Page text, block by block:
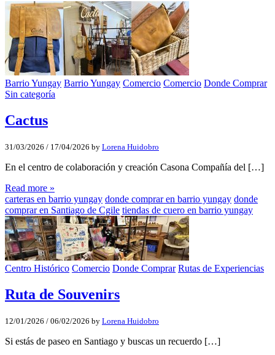
Barrio Yungay Barrio Yungay Comercio Comercio Donde Comprar
Sin categoría
Cactus
31/03/2026 / 17/04/2026 by Lorena Huidobro
En el centro de colaboración y creación Casona Compañía del […]
Read more »
carteras en barrio yungay donde comprar en barrio yungay donde
comprar en Santiago de Cgile tiendas de cuero en barrio yungay
Centro Histórico Comercio Donde Comprar Rutas de Experiencias
Ruta de Souvenirs
12/01/2026 / 06/02/2026 by Lorena Huidobro
Si estás de paseo en Santiago y buscas un recuerdo […]